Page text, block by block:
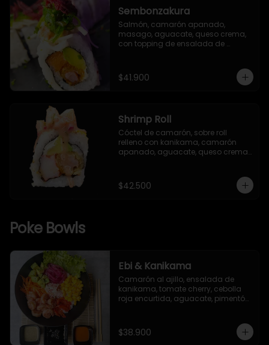
Sembonzakura
Salmón, camarón apanado,
masago, aguacate, queso crema,
con topping de ensalada de
$41.900
Shrimp Roll
Cóctel de camarón, sobre roll
relleno con kanikama, camarón
apanado, aguacate, queso crema,
semillas de ajonjolí mixto.
$42.500
Poke Bowls
Ebi & Kanikama
Camarón al ajillo, ensalada de
kanikama, tomate cherry, cebolla
roja encurtida, aguacate, pimentón
$38.900